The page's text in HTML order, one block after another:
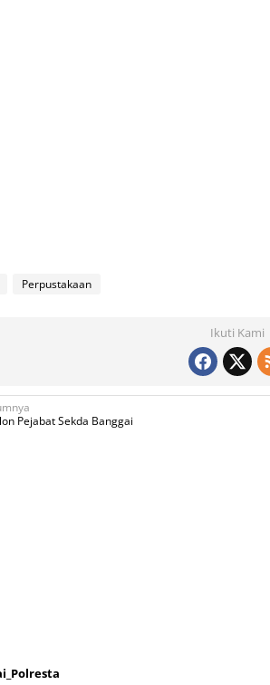
Perpustakaan
Ikuti Kami
Pejabat Sekda Banggai